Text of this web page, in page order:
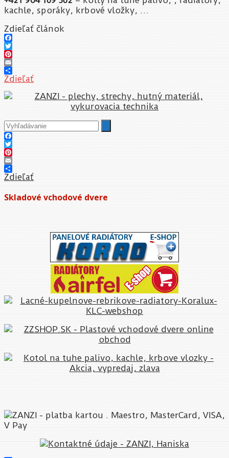
kachle, sporáky, krbové vložky, …
Zdieľať článok
Facebook
Twitter
Pinterest
Email
Zdieľať
Facebook
Twitter
Pinterest
Email
Zdieľať
Skladové vchodové dvere